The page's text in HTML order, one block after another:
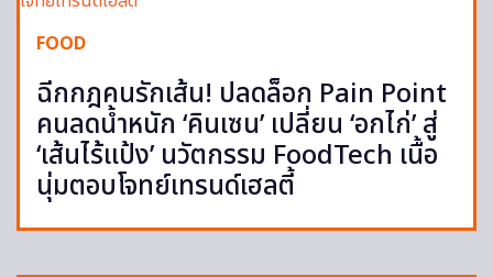
FOOD
ฉีกกฎคนรักเส้น! ปลดล็อก Pain Point
คนลดน้ำหนัก ‘คินเซน’ เปลี่ยน ‘อกไก่’ สู่
‘เส้นไร้แป้ง’ นวัตกรรม FoodTech เนื้อ
นุ่มตอบโจทย์เทรนด์เฮลตี้